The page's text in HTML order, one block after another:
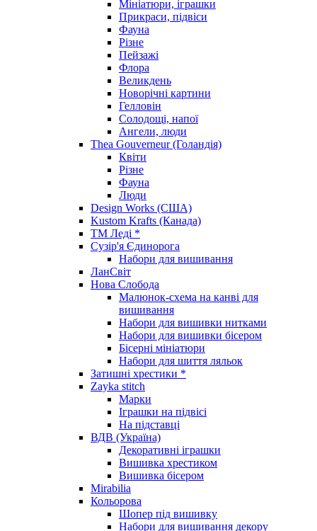
Мініатюри, іграшки
Прикраси, підвіси
Фауна
Різне
Пейзажі
Флора
Великдень
Новорічні картини
Гелловін
Солодощі, напої
Ангели, люди
Thea Gouverneur (Голандія)
Квіти
Різне
Фауна
Люди
Design Works (США)
Kustom Krafts (Канада)
ТМ Леді *
Сузір'я Єдинорога
Набори для вишивання
ЛанСвіт
Нова Слобода
Малюнок-схема на канві для
вишивання
Набори для вишивки нитками
Набори для вишивки бісером
Бісерні мініатюри
Набори для шиття ляльок
Затишні хрестики *
Zayka stitch
Марки
Іграшки на підвісі
На підставці
ВДВ (Україна)
Декоративні іграшки
Вишивка хрестиком
Вишивка бісером
Mirabilia
Кольорова
Шопер під вишивку
Набори для вишивання декору